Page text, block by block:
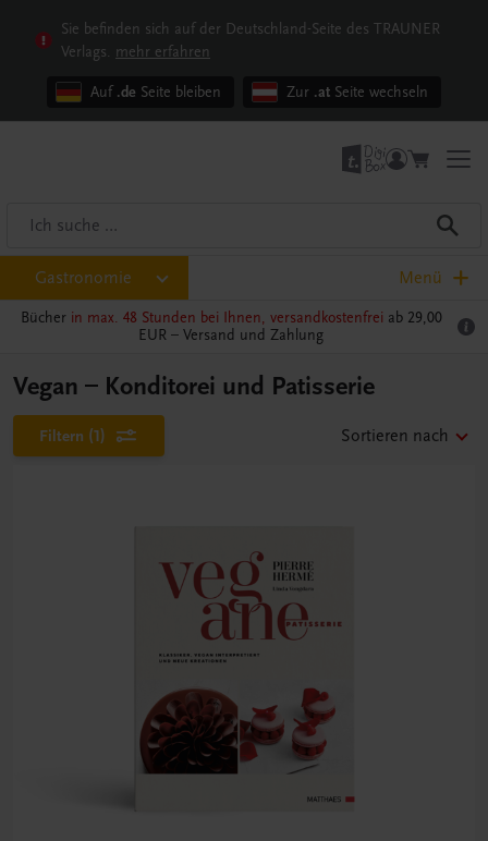
Sie befinden sich auf der Deutschland-Seite des TRAUNER
Verlags. mehr erfahren
Auf .de Seite bleiben Zur .at Seite wechseln
Gastronomie Menü
Bücher in max. 48 Stunden bei Ihnen, versandkostenfrei ab 29,00
EUR – Versand und Zahlung
Vegan – Konditorei und Patisserie
Filtern (1) Sortieren nach